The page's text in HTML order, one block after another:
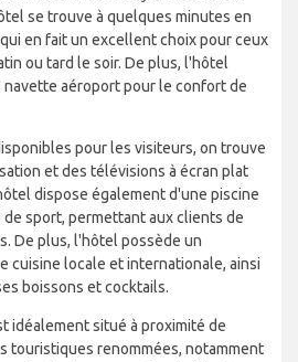
se trouve à quelques minutes en
en fait un excellent choix pour ceux
ou tard le soir. De plus, l'hôtel
navette aéroport pour le confort de
pour les visiteurs, on trouve
et des télévisions à écran plat
dispose également d'une piscine
sport, permettant aux clients de
De plus, l'hôtel possède un
cuisine locale et internationale, ainsi
boissons et cocktails.
idéalement situé à proximité de
touristiques renommées, notamment